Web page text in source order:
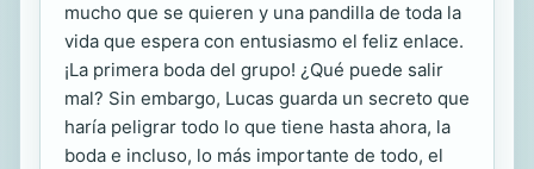
mucho que se quieren y una pandilla de toda la
vida que espera con entusiasmo el feliz enlace.
¡La primera boda del grupo! ¿Qué puede salir
mal? Sin embargo, Lucas guarda un secreto que
haría peligrar todo lo que tiene hasta ahora, la
boda e incluso, lo más importante de todo, el